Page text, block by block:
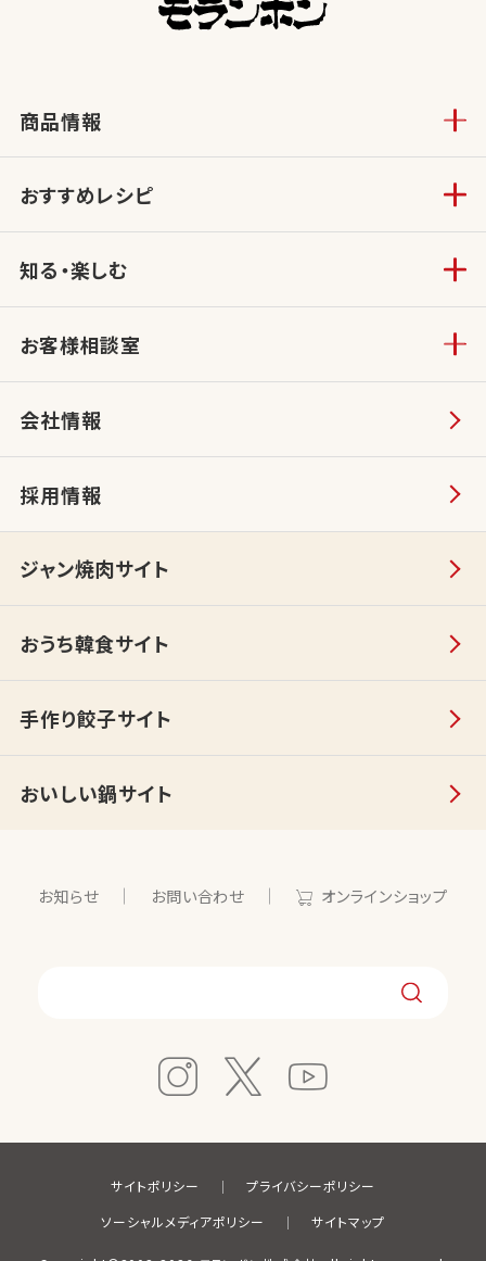
商品情報
おすすめレシピ
知る・楽しむ
お客様相談室
会社情報
採用情報
ジャン焼肉サイト
おうち韓食サイト
手作り餃子サイト
おいしい鍋サイト
お知らせ お問い合わせ オンラインショップ
サイトポリシー
プライバシーポリシー
ソーシャルメディアポリシー
サイトマップ